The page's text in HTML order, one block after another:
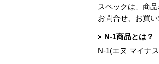
スペックは、商
お問合せ、お買
N-1商品とは？
N-1(エヌ マイナ